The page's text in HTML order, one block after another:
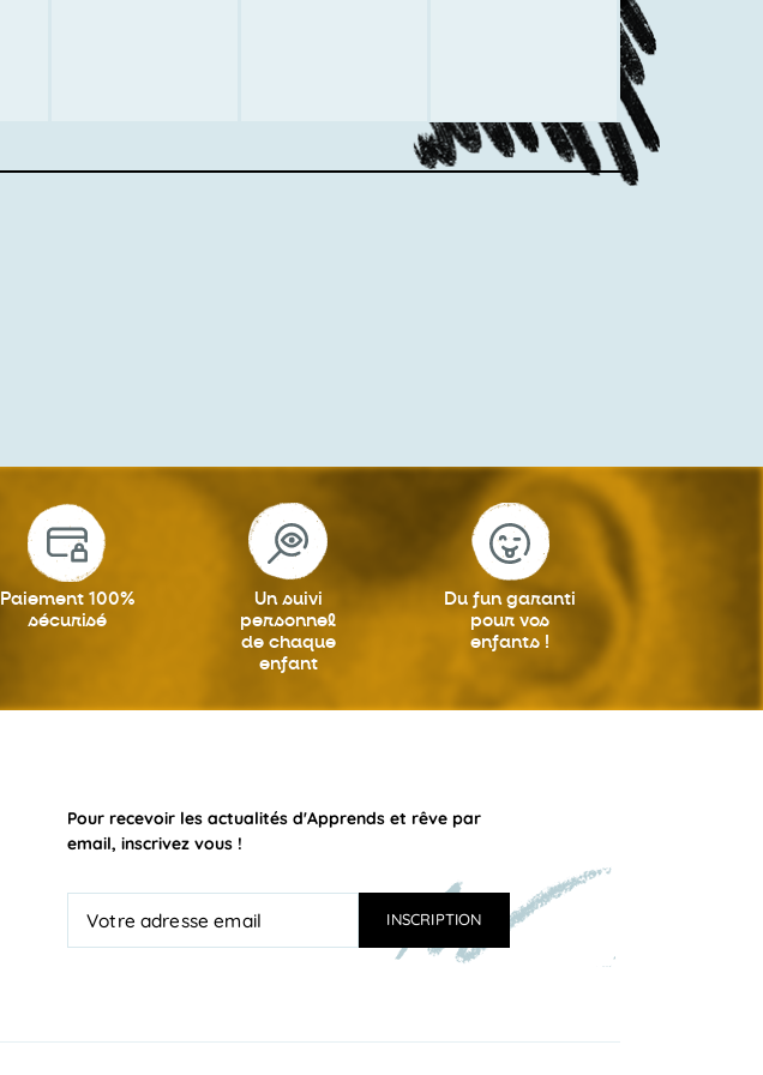
Paiement 100%
sécurisé
Un suivi
personnel
de chaque
enfant
Du fun garanti
pour vos
enfants !
Pour recevoir les actualités d'Apprends et rêve par
email, inscrivez vous !